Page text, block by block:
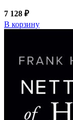
7 128 ₽
В корзину